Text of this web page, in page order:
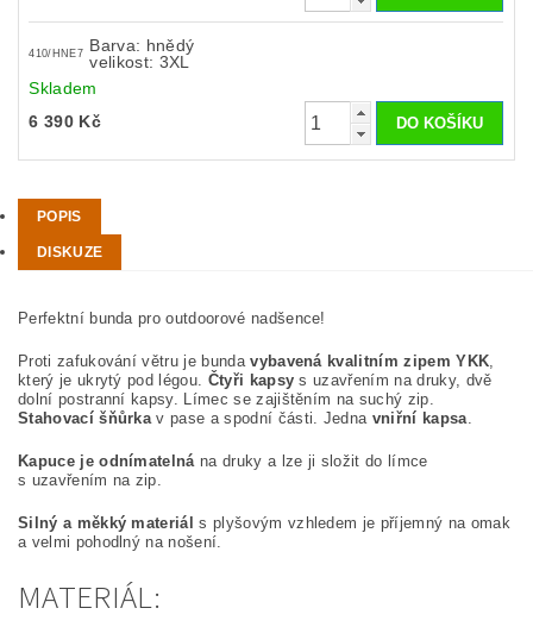
410/HNE7
Barva: hnědý
velikost: 3XL
Skladem
6 390 Kč
POPIS
DISKUZE
Perfektní bunda pro outdoorové nadšence!
Proti zafukování větru je bundavybavená kvalitním zipem YKK
který je ukrytý pod légou. Čtyři kapsy s uzavřením na druky, dvě
dolní postranní kapsy. Límec se zajištěním na suchý zip.
Stahovací šňůrka v pase a spodní části. Jedna vniřní kapsa
Kapuce je odnímatelná na druky a lze ji složit do límce
s uzavřením na zip.
Silný a měkký materiál s plyšovým vzhledem je příjemný na omak
a velmi pohodlný na nošení.
MATERIÁL: